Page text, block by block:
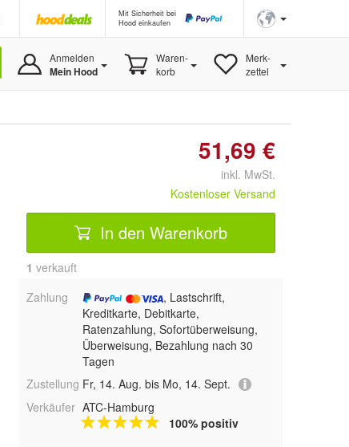
Mit Sicherheit bei
Hood einkaufen
Anmelden
Mein Hood
Waren-
korb
Merk-
zettel
51,69 €
inkl. MwSt.
Kostenloser Versand
In den Warenkorb
1 verkauft
Zahlung
, Lastschrift,
Kreditkarte, Debitkarte,
Ratenzahlung, Sofortüberweisung,
Überweisung, Bezahlung nach 30
Tagen
Zustellung Fr, 14. Aug. bis Mo, 14. Sept.
Verkäufer ATC-Hamburg
100% positiv